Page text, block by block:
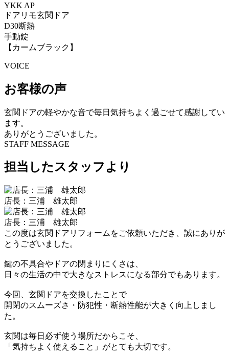
YKK AP
ドアリモ玄関ドア
D30断熱
手動錠
【カームブラック】
VOICE
お客様の声
玄関ドアの軽やかな音で毎日気持ちよく過ごせて感謝してい
ます。
ありがとうございました。
STAFF MESSAGE
担当したスタッフより
店長：三浦 雄太郎
店長：三浦 雄太郎
この度は玄関ドアリフォームをご依頼いただき、誠にありが
とうございました。
鍵の不具合やドアの閉まりにくさは、
日々の生活の中で大きなストレスになる部分でもあります。
今回、玄関ドアを交換したことで
開閉のスムーズさ・防犯性・断熱性能が大きく向上しまし
た。
玄関は毎日必ず使う場所だからこそ、
「気持ちよく使えること」がとても大切です。